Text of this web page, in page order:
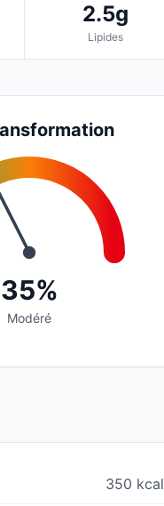
2.5g
Lipides
35%
Modéré
350 kcal